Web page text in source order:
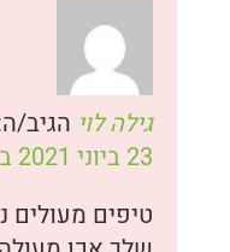
גילה לוי הגיב/
23 ביוני 2021 בשעה 20:37
טיפים מעולים